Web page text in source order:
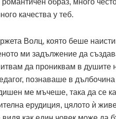
образ, много
качества у теб.
Волц, която беше
ми задължение да
да прониквам в
познаваше в
ме мъчеше, така да се
ерудиция, цялото ѝ